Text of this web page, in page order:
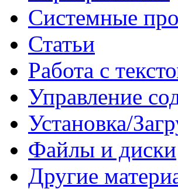
Системные
Статьи
Работа с
Управление
Установка/
Файлы и диски
Другие